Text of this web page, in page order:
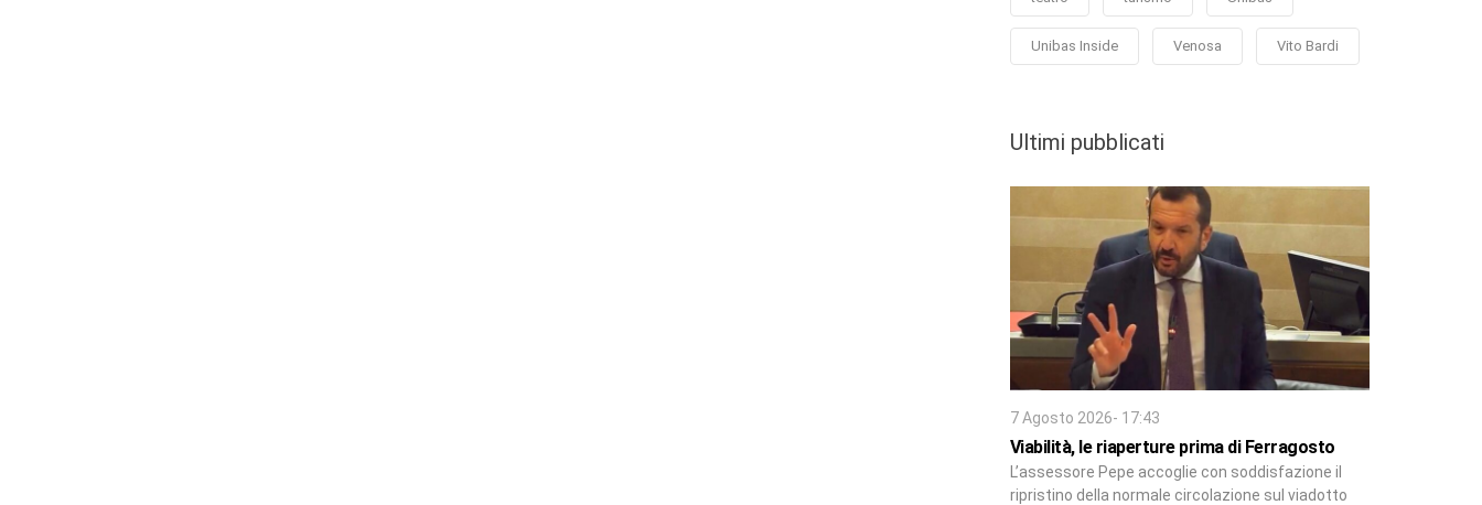
Unibas Inside Venosa Vito Bardi
Ultimi pubblicati
7 Agosto 2026- 17:43
Viabilità, le riaperture prima di Ferragosto
L’assessore Pepe accoglie con soddisfazione il
ripristino della normale circolazione sul viadotto